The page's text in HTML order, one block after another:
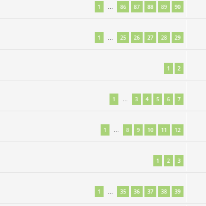
1 … 86 87 88 89 90
1 … 25 26 27 28 29
1 2
1 … 3 4 5 6 7
1 … 8 9 10 11 12
1 2 3
1 … 35 36 37 38 39